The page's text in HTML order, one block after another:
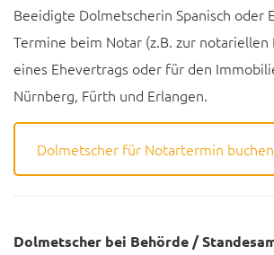
Beeidigte Dolmetscherin Spanisch oder
Termine beim Notar (z.B. zur notariellen
eines Ehevertrags oder für den
Nürnberg, Fürth und Erlangen.
Dolmetscher für Notartermin buchen
Dolmetscher bei Behörde /